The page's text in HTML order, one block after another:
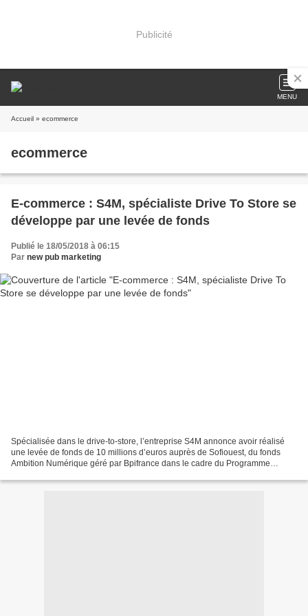
Publicité
MENU
Accueil » ecommerce
ecommerce
E-commerce : S4M, spécialiste Drive To Store se
développe par une levée de fonds
Publié le 18/05/2018 à 06:15
Par new pub marketing
Spécialisée dans le drive-to-store, l’entreprise S4M annonce avoir réalisé
une levée de fonds de 10 millions d’euros auprès de Sofiouest, du fonds
Ambition Numérique géré par Bpifrance dans le cadre du Programme